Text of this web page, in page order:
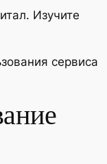
Изучите
сервиса